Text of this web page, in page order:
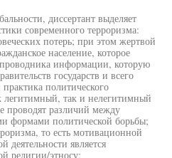
диссертант выделяет
современного терроризма:
потерь; при этом жертвой
население, которое
информации, которую
государств и всего
политического
легитимный, так и нелегитимный
проводят различий между
формами политической борьбы;
то есть мотивационной
деятельности является
религии/этносу;